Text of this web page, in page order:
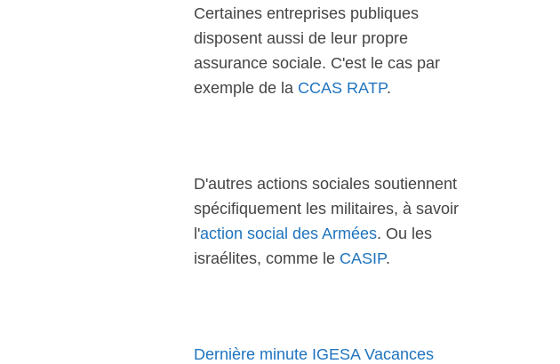
Certaines entreprises publiques
disposent aussi de leur propre
assurance sociale. C'est le cas par
exemple de la CCAS RATP.
D'autres actions sociales soutiennent
spécifiquement les militaires, à savoir
l'action social des Armées. Ou les
israélites, comme le CASIP.
Dernière minute IGESA Vacances